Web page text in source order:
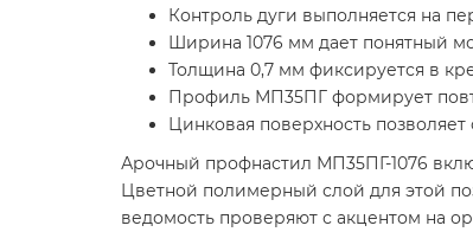
Контроль дуги выполняется на
Ширина 1076 мм дает понятный
Толщина 0,7 мм фиксируется в
Профиль МП35ПГ формирует
Цинковая поверхность
Арочный профнастил МП35ПГ-1076
Цветной полимерный слой для этой
ведомость проверяют с акцентом на